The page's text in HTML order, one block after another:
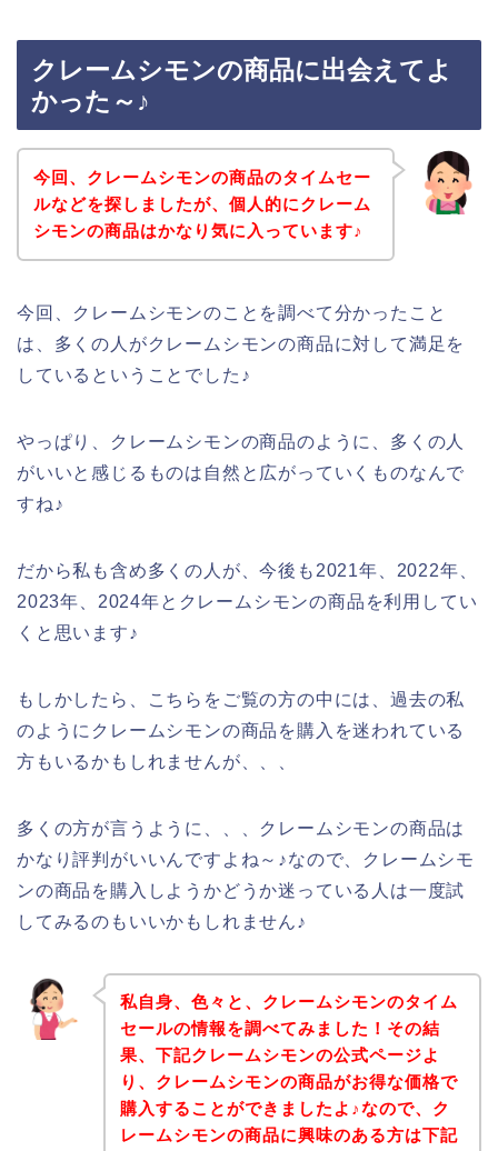
クレームシモンの商品に出会えてよ
かった～♪
今回、クレームシモンの商品のタイムセー
ルなどを探しましたが、個人的にクレーム
シモンの商品はかなり気に入っています♪
今回、クレームシモンのことを調べて分かったこと
は、多くの人がクレームシモンの商品に対して満足を
しているということでした♪
やっぱり、クレームシモンの商品のように、多くの人
がいいと感じるものは自然と広がっていくものなんで
すね♪
だから私も含め多くの人が、今後も2021年、2022年、
2023年、2024年とクレームシモンの商品を利用してい
くと思います♪
もしかしたら、こちらをご覧の方の中には、過去の私
のようにクレームシモンの商品を購入を迷われている
方もいるかもしれませんが、、、
多くの方が言うように、、、クレームシモンの商品は
かなり評判がいいんですよね～♪なので、クレームシモ
ンの商品を購入しようかどうか迷っている人は一度試
してみるのもいいかもしれません♪
私自身、色々と、クレームシモンのタイム
セールの情報を調べてみました！その結
果、下記クレームシモンの公式ページよ
り、クレームシモンの商品がお得な価格で
購入することができましたよ♪なので、ク
レームシモンの商品に興味のある方は下記